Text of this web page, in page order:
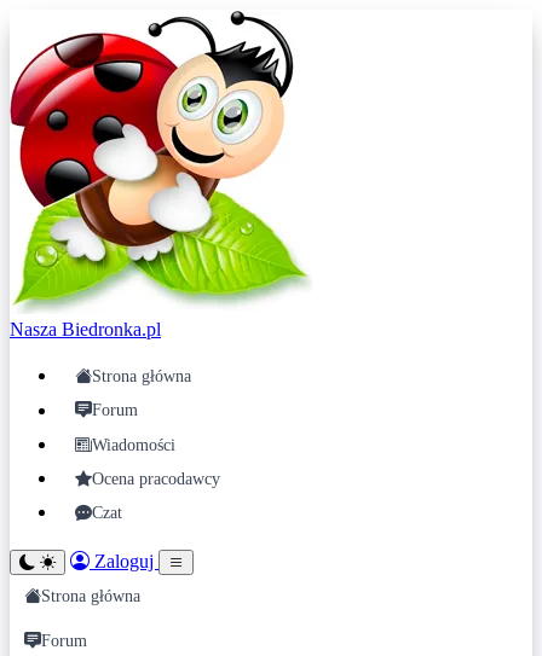
Nasza Biedronka.pl
Strona główna
Forum
Wiadomości
Ocena pracodawcy
Czat
Zaloguj
Strona główna
Forum